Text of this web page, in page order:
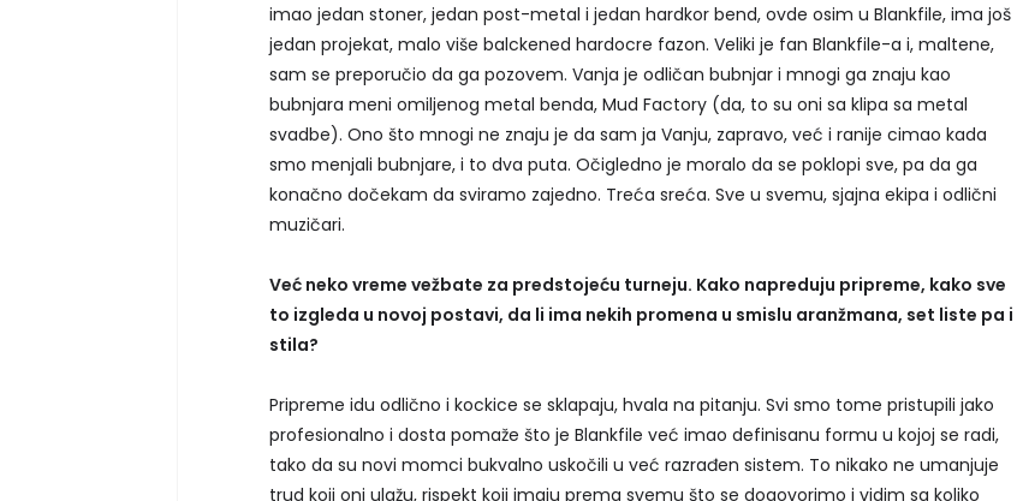
imao jedan stoner, jedan post-metal i jedan hardkor bend, ovde osim u Blankfile, ima još
jedan projekat, malo više balckened hardocre fazon. Veliki je fan Blankfile-a i, maltene,
sam se preporučio da ga pozovem. Vanja je odličan bubnjar i mnogi ga znaju kao
bubnjara meni omiljenog metal benda, Mud Factory (da, to su oni sa klipa sa metal
svadbe). Ono što mnogi ne znaju je da sam ja Vanju, zapravo, već i ranije cimao kada
smo menjali bubnjare, i to dva puta. Očigledno je moralo da se poklopi sve, pa da ga
konačno dočekam da sviramo zajedno. Treća sreća. Sve u svemu, sjajna ekipa i odlični
muzičari.
Već neko vreme vežbate za predstojeću turneju. Kako napreduju pripreme, kako sve
to izgleda u novoj postavi, da li ima nekih promena u smislu aranžmana, set liste pa i
stila?
Pripreme idu odlično i kockice se sklapaju, hvala na pitanju. Svi smo tome pristupili jako
profesionalno i dosta pomaže što je Blankfile već imao definisanu formu u kojoj se radi,
tako da su novi momci bukvalno uskočili u već razrađen sistem. To nikako ne umanjuje
trud koji oni ulažu, rispekt koji imaju prema svemu što se dogovorimo i vidim sa koliko